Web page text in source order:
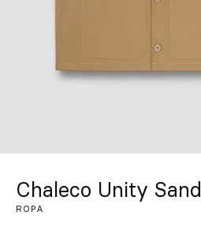
Chaleco Unity Sand
ROPA